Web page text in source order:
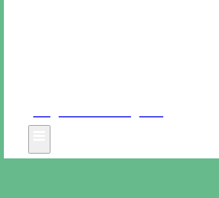
Unge Danske Digtere